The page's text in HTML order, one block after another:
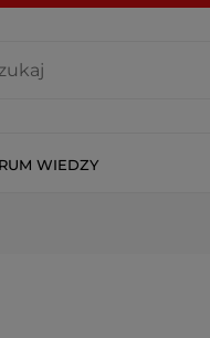
WIEDZY